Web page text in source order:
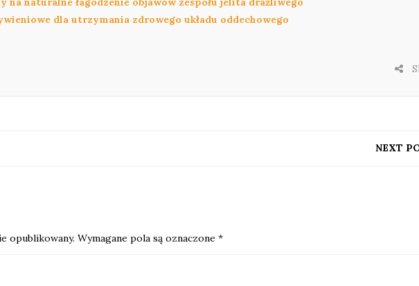
dla utrzymania zdrowego układu oddechowego
NEXT
opublikowany. Wymagane pola są oznaczone *